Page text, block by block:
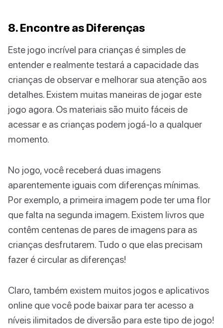
8. Encontre as Diferenças
Este jogo incrível para crianças é simples de
entender e realmente testará a capacidade das
crianças de observar e melhorar sua atenção aos
detalhes. Existem muitas maneiras de jogar este
jogo agora. Os materiais são muito fáceis de
acessar e as crianças podem jogá-lo a qualquer
momento.
No jogo, você receberá duas imagens
aparentemente iguais com diferenças mínimas.
Por exemplo, a primeira imagem pode ter uma flor
que falta na segunda imagem. Existem livros que
contêm centenas de pares de imagens para as
crianças desfrutarem. Tudo o que elas precisam
fazer é circular as diferenças!
Claro, também existem muitos jogos e aplicativos
online que você pode baixar para ter acesso a
níveis ilimitados de diversão para este tipo de jogo!